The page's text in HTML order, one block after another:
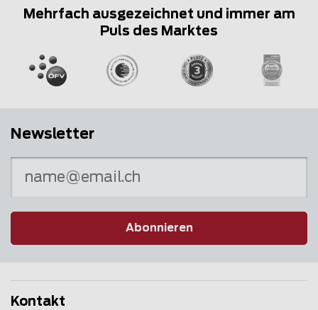
Mehrfach ausgezeichnet und immer am
Puls des Marktes
Newsletter
Abonnieren
Kontakt